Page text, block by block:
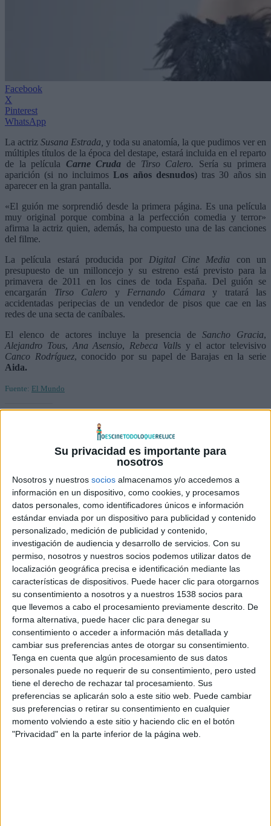
Su privacidad es importante para
nosotros
Nosotros y nuestros socios almacenamos y/o accedemos a
información en un dispositivo, como cookies, y procesamos
datos personales, como identificadores únicos e información
estándar enviada por un dispositivo para publicidad y contenido
personalizado, medición de publicidad y contenido,
investigación de audiencia y desarrollo de servicios. Con su
permiso, nosotros y nuestros socios podemos utilizar datos de
localización geográfica precisa e identificación mediante las
características de dispositivos. Puede hacer clic para otorgarnos
su consentimiento a nosotros y a nuestros 1538 socios para
que llevemos a cabo el procesamiento previamente descrito. De
forma alternativa, puede hacer clic para denegar su
consentimiento o acceder a información más detallada y
cambiar sus preferencias antes de otorgar su consentimiento.
Tenga en cuenta que algún procesamiento de sus datos
personales puede no requerir de su consentimiento, pero usted
tiene el derecho de rechazar tal procesamiento. Sus
preferencias se aplicarán solo a este sitio web. Puede cambiar
sus preferencias o retirar su consentimiento en cualquier
momento volviendo a este sitio y haciendo clic en el botón
"Privacidad" en la parte inferior de la página web.
Facebook
X
Pinterest
WhatsApp
La actriz Susana Estrada, y toda su anatomía, la que pudimos ver en
múltiples títulos de la época del destape, estará incluida en el reparto
de la película Carne Crudade Tirso Calero.
Sería su primera
aparición (si no incluimosLos años desnudos) tras 30 años sin
aparecer en la gran pantalla.
«El guión me sorprendió desde la primera página. Es una película
muy original porque combina a la perfección comedia y terror»
afirma la actriz quien, además, ha compuesto una de las canciones
del filme.
La película estará producida por Digital Cine Media con un
presupuesto de un milloncejo y su estreno está previsto para la
primavera de 2011 en los cines de toda España. Del guión se
encargarán Tirso Calero y Fernando Cámara y tratará las
accidentadas peripecias de un vendedor de pisos que cae en las
redes de una secta de caníbales.
El elenco de actores incluye la presencia de Sancho Gracia,
Alejandro Tous, Ana Asensio, Rebeca Valls y el actor televisivo
Canco Rodríguez, conocido por su papel de Barajas en la serie
Aida.
Fuente: El Mundo
‘Blockbuster’, de Tirso Calero,
abre la sección oficial a
concurso del Festival de Cine de
Alicante
27 mayo, 2014
En «Cine»
Se presenta en el Festival de
Málaga la película ‘Tarántula’
13 marzo, 2026
En «Cine»
Finaliza el Festival de Cine de
Alicante con homenaje a Juan
Diego